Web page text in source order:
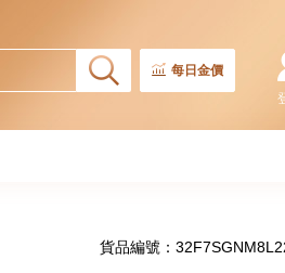
每日金價
貨品編號：